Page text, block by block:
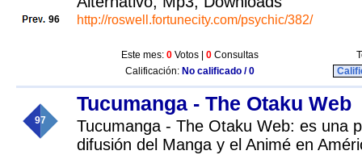
96 http://roswell.fortunecity.com/psychic/382/
Este mes: 0 Votos | 0 Consultas
Calificación: No calificado / 0
97
Tucumanga - The Otaku Web
Tucumanga - The Otaku Web: es una
difusión del Manga y el Animé en